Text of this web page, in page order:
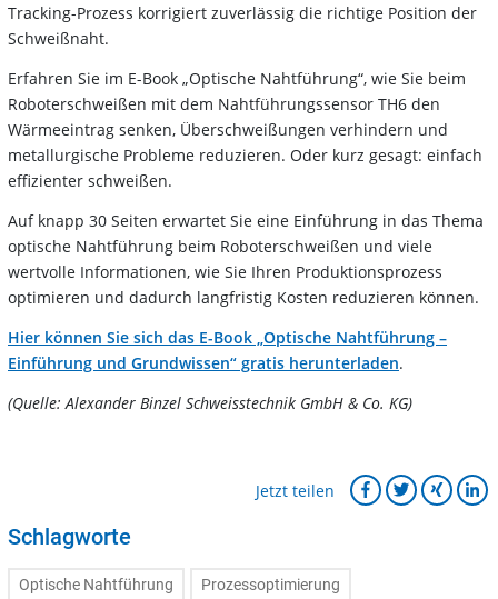
Tracking-Prozess korrigiert zuverlässig die richtige Position der
Schweißnaht.
Erfahren Sie im E-Book „Optische Nahtführung“, wie Sie beim
Roboterschweißen mit dem Nahtführungssensor TH6 den
Wärmeeintrag senken, Überschweißungen verhindern und
metallurgische Probleme reduzieren. Oder kurz gesagt: einfach
effizienter schweißen.
Auf knapp 30 Seiten erwartet Sie eine Einführung in das Thema
optische Nahtführung beim Roboterschweißen und viele
wertvolle Informationen, wie Sie Ihren Produktionsprozess
optimieren und dadurch langfristig Kosten reduzieren können.
Hier können Sie sich das E-Book „Optische Nahtführung –
Einführung und Grundwissen“ gratis herunterladen.
(Quelle: Alexander Binzel Schweisstechnik GmbH & Co. KG)
Jetzt teilen
Schlagworte
Optische Nahtführung Prozessoptimierung